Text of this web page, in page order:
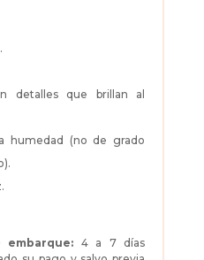
detalles que brillan al
humedad (no de grado
embarque: 4 a 7 días